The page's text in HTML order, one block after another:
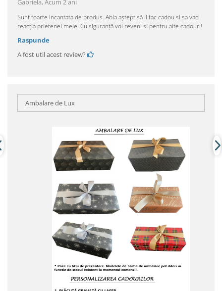
Gabriela,Acum 2 ani
Sunt foarte incantata de produs. Abia aștept să il fac cadou si sa vad
reacția prietenei mele. Cu siguranță voi reveni si pentru alte cadouri!
Raspunde
A fost util acest review?
Ambalare de Lux